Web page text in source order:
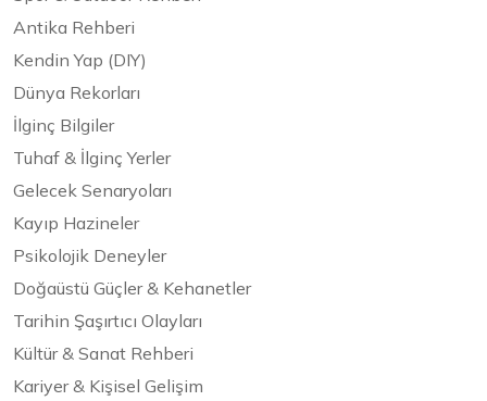
Antika Rehberi
Kendin Yap (DIY)
Dünya Rekorları
İlginç Bilgiler
Tuhaf & İlginç Yerler
Gelecek Senaryoları
Kayıp Hazineler
Psikolojik Deneyler
Doğaüstü Güçler & Kehanetler
Tarihin Şaşırtıcı Olayları
Kültür & Sanat Rehberi
Kariyer & Kişisel Gelişim